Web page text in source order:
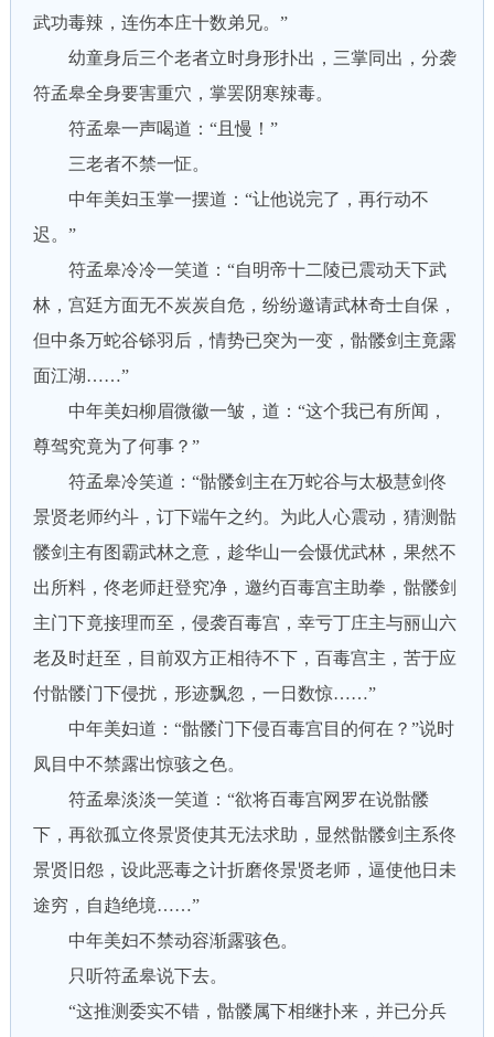
武功毒辣，连伤本庄十数弟兄。”
幼童身后三个老者立时身形扑出，三掌同出，分袭
符孟皋全身要害重穴，掌罢阴寒辣毒。
符孟皋一声喝道：“且慢！”
三老者不禁一怔。
中年美妇玉掌一摆道：“让他说完了，再行动不
迟。”
符孟皋冷冷一笑道：“自明帝十二陵已震动天下武
林，宫廷方面无不炭炭自危，纷纷邀请武林奇士自保，
但中条万蛇谷铩羽后，情势已突为一变，骷髅剑主竟露
面江湖……”
中年美妇柳眉微徽一皱，道：“这个我已有所闻，
尊驾究竟为了何事？”
符孟皋冷笑道：“骷髅剑主在万蛇谷与太极慧剑佟
景贤老师约斗，订下端午之约。为此人心震动，猜测骷
髅剑主有图霸武林之意，趁华山一会慑优武林，果然不
出所料，佟老师赶登究净，邀约百毒宫主助拳，骷髅剑
主门下竟接理而至，侵袭百毒宫，幸亏丁庄主与丽山六
老及时赶至，目前双方正相待不下，百毒宫主，苦于应
付骷髅门下侵扰，形迹飘忽，一日数惊……”
中年美妇道：“骷髅门下侵百毒宫目的何在？”说时
凤目中不禁露出惊骇之色。
符孟皋淡淡一笑道：“欲将百毒宫网罗在说骷髅
下，再欲孤立佟景贤使其无法求助，显然骷髅剑主系佟
景贤旧怨，设此恶毒之计折磨佟景贤老师，逼使他日未
途穷，自趋绝境……”
中年美妇不禁动容渐露骇色。
只听符孟皋说下去。
“这推测委实不错，骷髅属下相继扑来，并已分兵